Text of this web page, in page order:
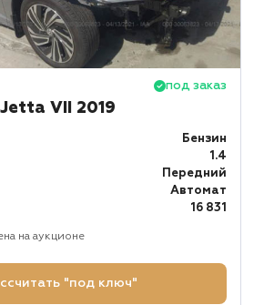
под заказ
VII 2019
Бензин
1.4
Передний
Автомат
16 831
на аукционе
"под ключ"